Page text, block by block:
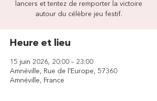
lancers et tentez de remporter la victoire
autour du célèbre jeu festif.
Heure et lieu
15 juin 2026, 20:00 – 23:00
Amnéville, Rue de l'Europe, 57360
Amnéville, France